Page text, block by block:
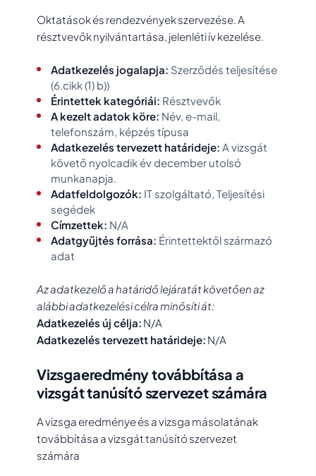
Oktatások és rendezvények szervezése. A
résztvevők nyilvántartása, jelenléti ív kezelése.
Adatkezelés jogalapja: Szerződés teljesítése
(6.cikk (1) b))
Érintettek kategóriái: Résztvevők
A kezelt adatok köre: Név, e-mail,
telefonszám, képzés típusa
Adatkezelés tervezett határideje: A vizsgát
követő nyolcadik év december utolsó
munkanapja.
Adatfeldolgozók: IT szolgáltató, Teljesítési
segédek
Címzettek: N/A
Adatgyűjtés forrása: Érintettektől származó
adat
Az adatkezelő a határidő lejáratát követően az
alábbi adatkezelési célra minősíti át:
Adatkezelés új célja: N/A
Adatkezelés tervezett határideje: N/A
Vizsgaeredmény továbbítása a
vizsgát tanúsító szervezet számára
A vizsga eredménye és a vizsga másolatának
továbbítása a vizsgát tanúsító szervezet
számára